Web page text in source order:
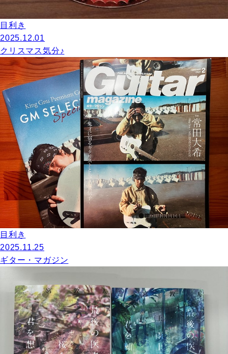
目利き
2025.12.01
クリスマス気分♪
目利き
2025.11.25
ギター・マガジン